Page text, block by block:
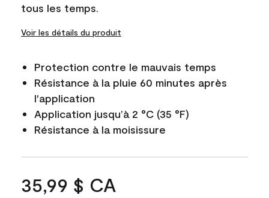
tous les temps.
Voir les détails du produit
Protection contre le mauvais temps
Résistance à la pluie 60 minutes après
l'application
Application jusqu’à 2 °C (35 °F)
Résistance à la moisissure
35,99 $ CA